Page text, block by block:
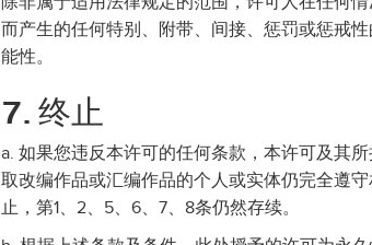
而产生的任何特别、附带、间接、惩罚或惩戒
能性。
7. 终止
a. 如果您违反本许可的任何条款，本许可及其
取改编作品或汇编作品的个人或实体仍完全遵
止，第1、2、5、6、7、8条仍然存续。